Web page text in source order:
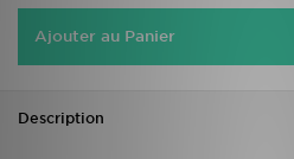
Ajouter au Panier
Description